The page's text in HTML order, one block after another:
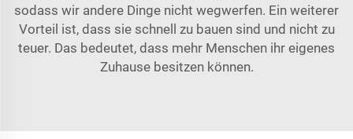
sodass wir andere Dinge nicht wegwerfen. Ein weiterer
Vorteil ist, dass sie schnell zu bauen sind und nicht zu
teuer. Das bedeutet, dass mehr Menschen ihr eigenes
Zuhause besitzen können.